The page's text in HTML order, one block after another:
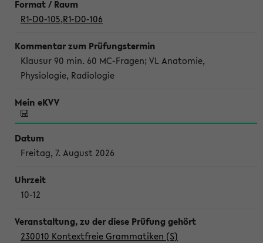
R1-D0-105,R1-D0-106
Klausur 90 min. 60 MC-Fragen; VL Anatomie,
Physiologie, Radiologie
Freitag, 7. August 2026
10-12
230010 Kontextfreie Grammatiken (S)